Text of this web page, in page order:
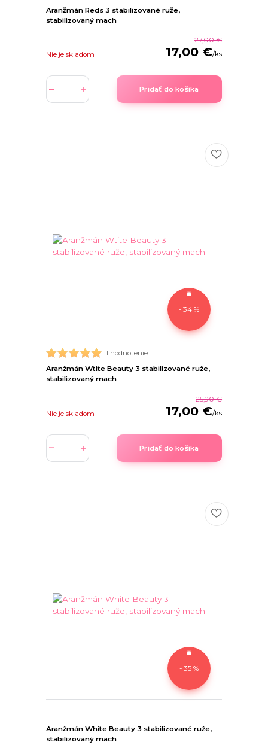
Aranžmán Reds 3 stabilizované ruže,
stabilizovaný mach
27,00 €
17,00 €/ks
Nie je skladom
Pridať do košíka
- 34 %
1 hodnotenie
Aranžmán Wtite Beauty 3 stabilizované ruže,
stabilizovaný mach
25,90 €
17,00 €/ks
Nie je skladom
Pridať do košíka
- 35 %
Aranžmán White Beauty 3 stabilizované ruže,
stabilizovaný mach